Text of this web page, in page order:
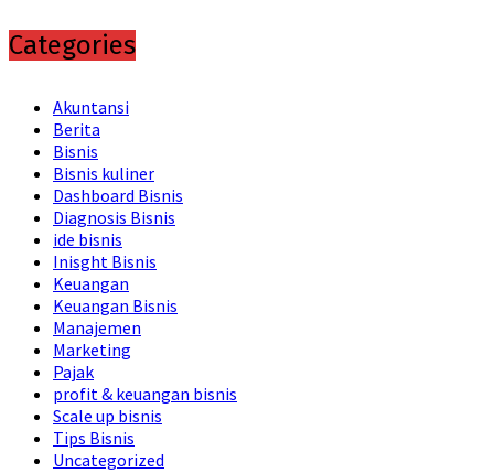
Categories
Akuntansi
Berita
Bisnis
Bisnis kuliner
Dashboard Bisnis
Diagnosis Bisnis
ide bisnis
Inisght Bisnis
Keuangan
Keuangan Bisnis
Manajemen
Marketing
Pajak
profit & keuangan bisnis
Scale up bisnis
Tips Bisnis
Uncategorized